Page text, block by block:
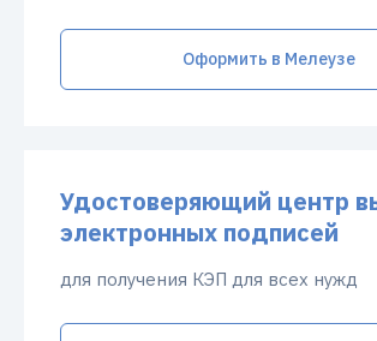
Оформить в Мелеузе
Удостоверяющий центр
электронных подписей
для получения КЭП для всех нужд